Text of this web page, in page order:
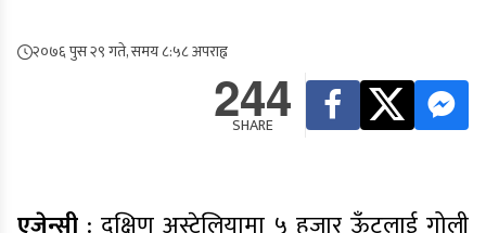
२०७६ पुस २९ गते, समय ८:५८ अपराह्न
244
SHARE